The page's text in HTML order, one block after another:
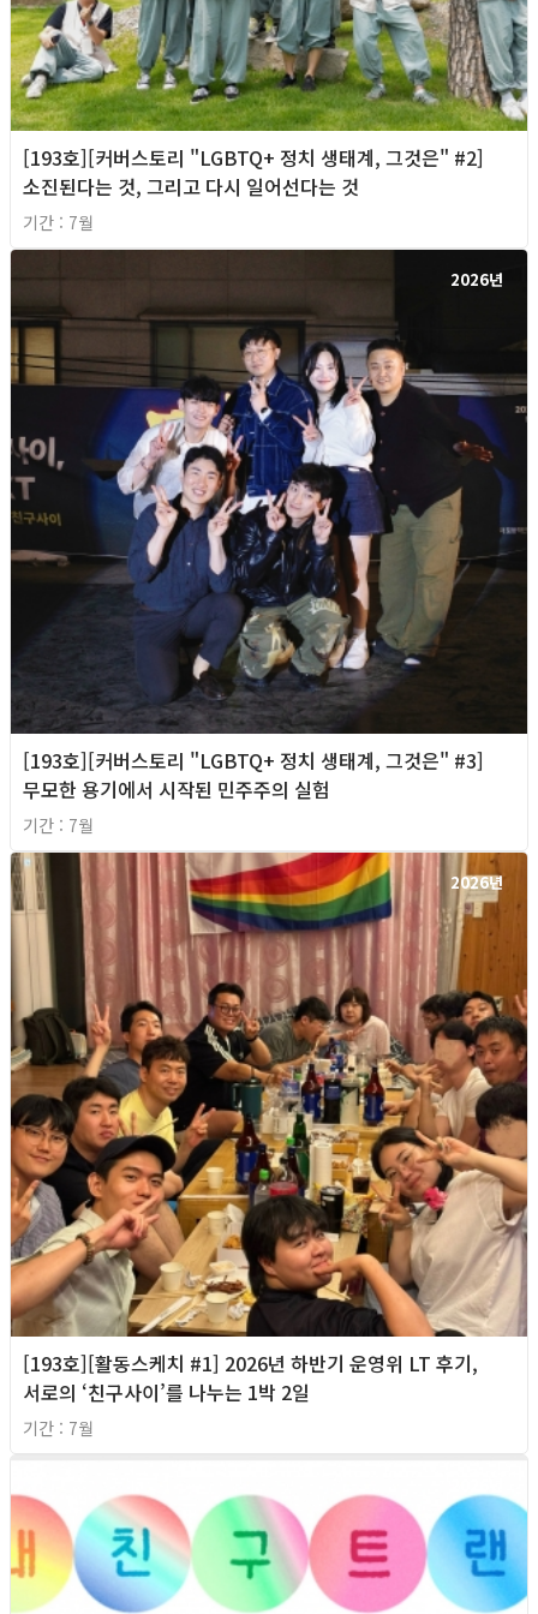
[193호][커버스토리 "LGBTQ+ 정치 생태계, 그것은" #2]
소진된다는 것, 그리고 다시 일어선다는 것
기간 : 7월
2026년
[193호][커버스토리 "LGBTQ+ 정치 생태계, 그것은" #3]
무모한 용기에서 시작된 민주주의 실험
기간 : 7월
2026년
[193호][활동스케치 #1] 2026년 하반기 운영위 LT 후기,
서로의 ‘친구사이’를 나누는 1박 2일
기간 : 7월